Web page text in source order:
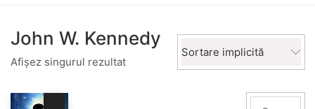
John W. Kennedy
Afișez singurul rezultat
Sortare implicită